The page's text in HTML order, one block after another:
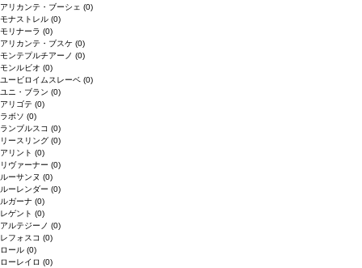
アリカンテ・ブーシェ (0)
モナストレル (0)
モリナーラ (0)
アリカンテ・ブスケ (0)
モンテプルチアーノ (0)
モンルビオ (0)
ユービロイムスレーベ (0)
ユニ・ブラン (0)
アリゴテ (0)
ラボソ (0)
ランブルスコ (0)
リースリング (0)
アリント (0)
リヴァーナー (0)
ルーサンヌ (0)
ルーレンダー (0)
ルガーナ (0)
レゲント (0)
アルテジーノ (0)
レフォスコ (0)
ロール (0)
ローレイロ (0)